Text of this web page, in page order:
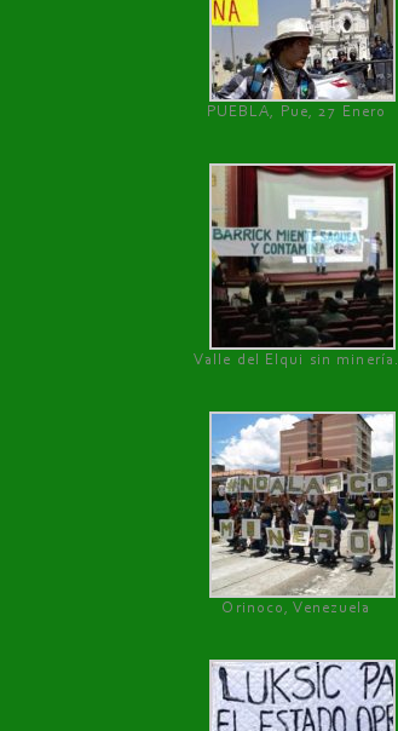
PUEBLA, Pue, 27 Enero
Valle del Elqui sin minería.
Orinoco, Venezuela